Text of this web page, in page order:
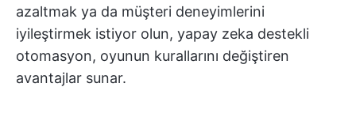
azaltmak ya da müşteri deneyimlerini
iyileştirmek istiyor olun, yapay zeka destekli
otomasyon, oyunun kurallarını değiştiren
avantajlar sunar.